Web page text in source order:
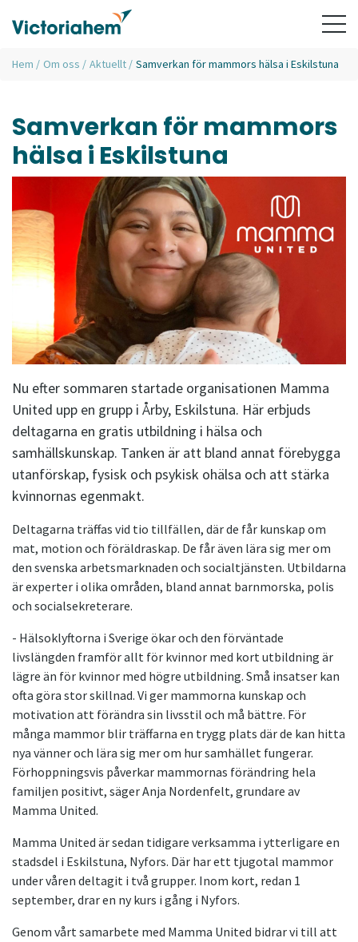
Hem / Om oss / Aktuellt / Samverkan för mammors hälsa i Eskilstuna
Samverkan för mammors
hälsa i Eskilstuna
Nu efter sommaren startade organisationen Mamma
United upp en grupp i Årby, Eskilstuna. Här erbjuds
deltagarna en gratis utbildning i hälsa och
samhällskunskap. Tanken är att bland annat förebygga
utanförskap, fysisk och psykisk ohälsa och att stärka
kvinnornas egenmakt.
Deltagarna träffas vid tio tillfällen, där de får kunskap om
mat, motion och föräldraskap. De får även lära sig mer om
den svenska arbetsmarknaden och socialtjänsten. Utbildarna
är experter i olika områden, bland annat barnmorska, polis
och socialsekreterare.
- Hälsoklyftorna i Sverige ökar och den förväntade
livslängden framför allt för kvinnor med kort utbildning är
lägre än för kvinnor med högre utbildning. Små insatser kan
ofta göra stor skillnad. Vi ger mammorna kunskap och
motivation att förändra sin livsstil och må bättre. För
många mammor blir träffarna en trygg plats där de kan hitta
nya vänner och lära sig mer om hur samhället fungerar.
Förhoppningsvis påverkar mammornas förändring hela
familjen positivt, säger Anja Nordenfelt, grundare av
Mamma United.
Mamma United är sedan tidigare verksamma i ytterligare en
stadsdel i Eskilstuna, Nyfors. Där har ett tjugotal mammor
under våren deltagit i två grupper. Inom kort, redan 1
september, drar en ny kurs i gång i Nyfors.
Genom vårt samarbete med Mamma United bidrar vi till att